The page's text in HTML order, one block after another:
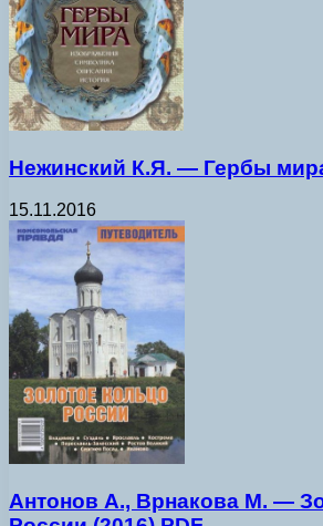
Нежинский К.Я. — Гербы
15.11.2016
Антонов А., Врнакова М. —